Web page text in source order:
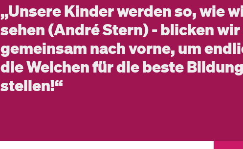
„Unsere Kinder werden so, wie
sehen (André Stern) - blicken
gemeinsam nach vorne, um
die Weichen für die beste
stellen!“